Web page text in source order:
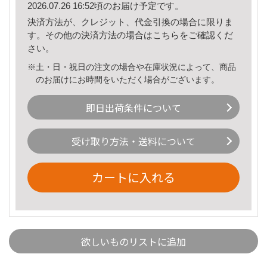
2026.07.26 16:52頃のお届け予定です。
決済方法が、クレジット、代金引換の場合に限りま
す。その他の決済方法の場合はこちら をご確認くだ
さい。
※土・日・祝日の注文の場合や在庫状況によって、商品
のお届けにお時間をいただく場合がございます。
即日出荷条件について
受け取り方法・送料について
カートに入れる
欲しいものリストに追加